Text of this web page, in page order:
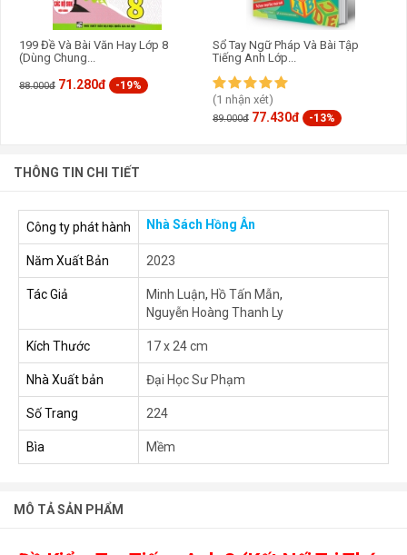
199 Đề Và Bài Văn Hay Lớp 8
(Dùng Chung...
88.000đ 71.280đ -19%
Sổ Tay Ngữ Pháp Và Bài Tập
Tiếng Anh Lớp...
(1 nhận xét)
89.000đ 77.430đ -13%
THÔNG TIN CHI TIẾT
Công ty phát hành Nhà Sách Hồng Ân
Năm Xuất Bản 2023
Tác Giả Minh Luận, Hồ Tấn Mẫn,
Nguyễn Hoàng Thanh Ly
Kích Thước 17 x 24 cm
Nhà Xuất bản Đại Học Sư Phạm
Số Trang 224
Bìa Mềm
MÔ TẢ SẢN PHẨM